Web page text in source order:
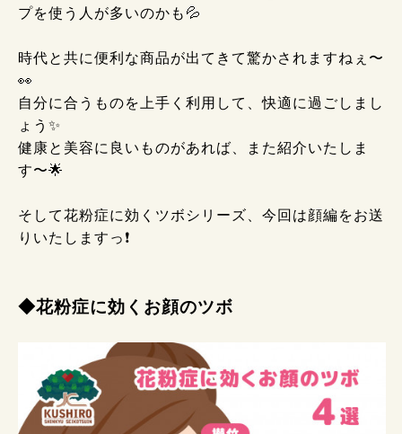
プを使う人が多いのかも💦
時代と共に便利な商品が出てきて驚かされますねぇ〜
👀
自分に合うものを上手く利用して、快適に過ごしまし
ょう✨
健康と美容に良いものがあれば、また紹介いたしま
す〜🌟
そして花粉症に効くツボシリーズ、今回は顔編をお送
りいたしますっ❗
◆花粉症に効くお顔のツボ